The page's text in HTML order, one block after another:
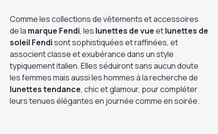
Comme les collections de vêtements et accessoires
de la marque Fendi, les lunettes de vueetlunettes de
soleil Fendisont sophistiquées et raffinées, et
associent classe et exubérance dans un style
typiquement italien. Elles séduiront sans aucun doute
les femmes mais aussi les hommes à la recherche de
lunettes tendance, chic et glamour, pour compléter
leurs tenues élégantes en journée comme en soirée.